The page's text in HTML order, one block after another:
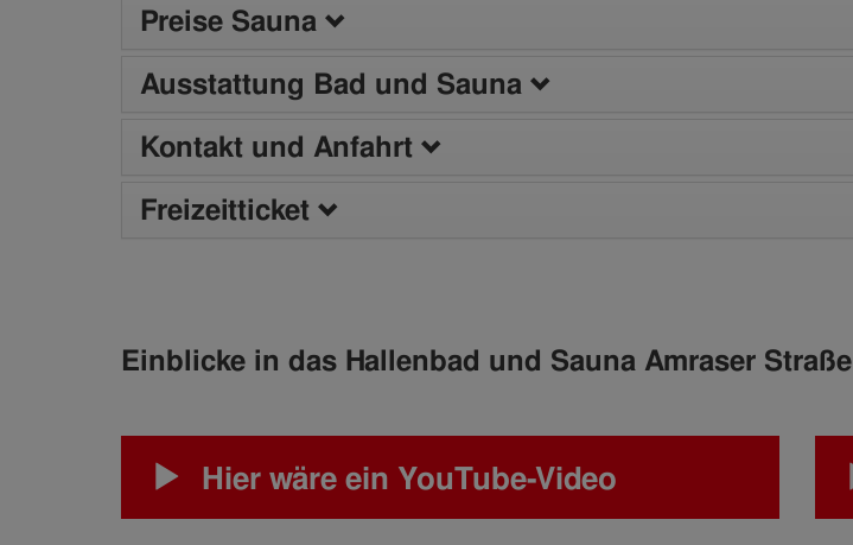
Preise Sauna
Ausstattung Bad und Sauna
Kontakt und Anfahrt
Freizeitticket
Einblicke in das Hallenbad und Sauna Amraser Straße
Hier wäre ein YouTube-Video